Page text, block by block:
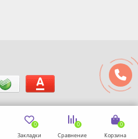
0
Закладки
0
Сравнение
0
Корзина